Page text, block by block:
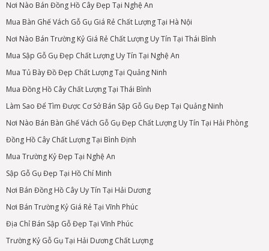
Nơi Nào Bán Đồng Hồ Cây Đẹp Tại Nghệ An
Mua Bàn Ghế Vách Gỗ Gụ Giá Rẻ Chất Lượng Tại Hà Nội
Nơi Nào Bán Trường Kỷ Giá Rẻ Chất Lượng Uy Tín Tại Thái Bình
Mua Sập Gỗ Gụ Đẹp Chất Lượng Uy Tín Tại Nghệ An
Mua Tủ Bày Đồ Đẹp Chất Lượng Tại Quảng Ninh
Mua Đồng Hồ Cây Chất Lượng Tại Thái Bình
Làm Sao Để Tìm Được Cơ Sở Bán Sập Gỗ Gụ Đẹp Tại Quảng Ninh
Nơi Nào Bán Bàn Ghế Vách Gỗ Gụ Đẹp Chất Lượng Uy Tín Tại Hải Phòng
Đồng Hồ Cây Chất Lượng Tại Bình Định
Mua Trường Kỷ Đẹp Tại Nghệ An
Sập Gỗ Gụ Đẹp Tại Hồ Chí Minh
Nơi Bán Đồng Hồ Cây Uy Tín Tại Hải Dương
Nơi Bán Trường Kỷ Giá Rẻ Tại Vĩnh Phúc
Địa Chỉ Bán Sập Gỗ Đẹp Tại Vĩnh Phúc
Trường Kỷ Gỗ Gụ Tại Hải Dương Chất Lượng